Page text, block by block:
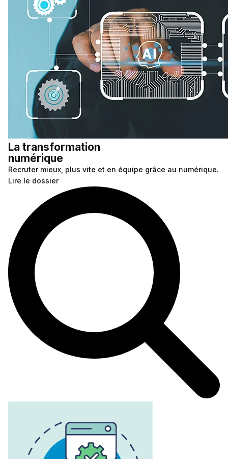
La transformation
numérique
Recruter mieux, plus vite et en équipe grâce au numérique.
Lire le dossier